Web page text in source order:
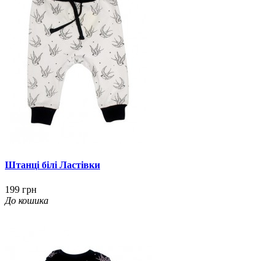
Штанці білі Ластівки
199 грн
До кошика